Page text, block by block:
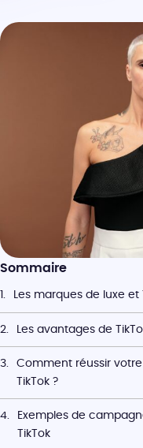
Sommaire
Les marques de luxe et
Les avantages de
Comment réussir
TikTok ?
Exemples de
TikTok